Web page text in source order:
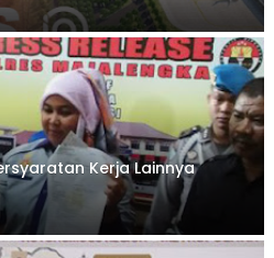
Kerja Lainnya